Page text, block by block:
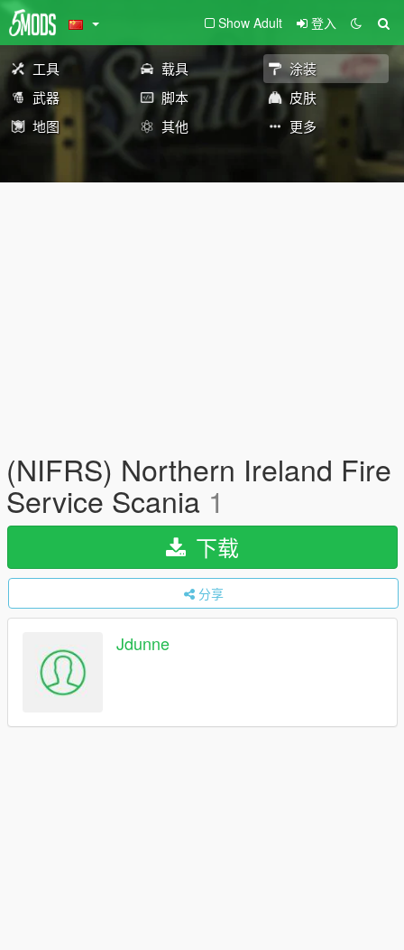
Show Adult 登入
工具 载具
涂装
武器
脚本
皮肤
地图
其他 更多
(NIFRS) Northern Ireland Fire
Service Scania 1
下载
分享
Jdunne